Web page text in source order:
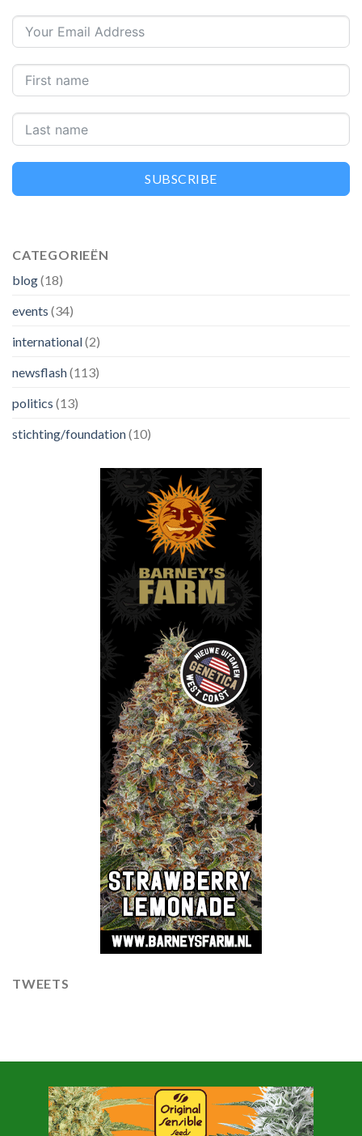
SUBSCRIBE
CATEGORIEËN
blog(18)
events (34)
international(2)
newsflash(113)
politics (13)
stichting/foundation(10)
TWEETS